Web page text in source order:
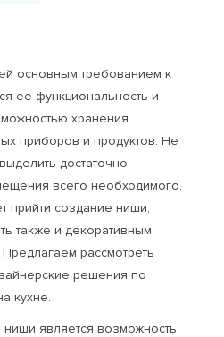
основным требованием к
ее функциональность и
хранения
приборов и продуктов. Не
достаточно
всего необходимого.
прийти создание ниши,
также и декоративным
рассмотреть
решения по
кухне.
ниши является возможность